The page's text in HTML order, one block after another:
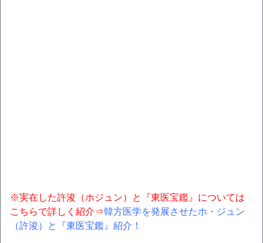
※実在した許浚（ホジュン）と『東医宝鑑』については
こちらで詳しく紹介⇒韓方医学を発展させたホ・ジュン
（許浚）と『東医宝鑑』紹介！